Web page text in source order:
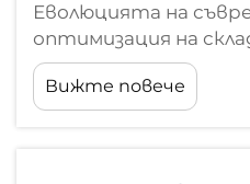
Еволюцията на
оптимизация на
пространство В
конкурентен свят
логистика всеки
Вижте повече